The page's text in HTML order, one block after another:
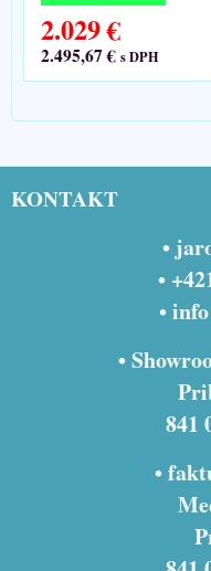
2.029 €
2.495,67 € s DPH
KONTAKT
•
•
•
•
841
•